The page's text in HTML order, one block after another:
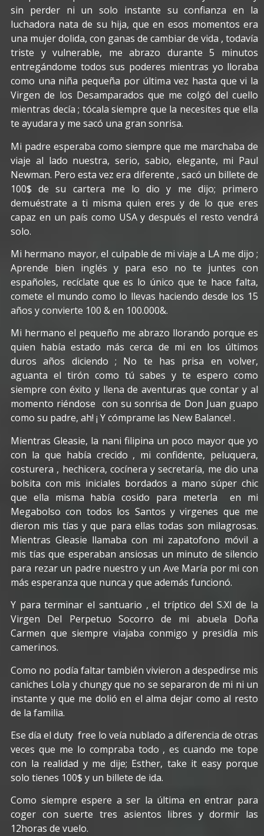
sin perder ni un solo instante su confianza en la
luchadora nata de su hija, que en esos momentos era
una mujer dolida, con ganas de cambiar de vida , todavía
triste y vulnerable, me abrazo durante 5 minutos
entregándome todos sus poderes mientras yo lloraba
como una niña pequeña por última vez hasta que vi la
Virgen de los Desamparados que me colgó del cuello
mientras decía ; tócala siempre que la necesites que ella
te ayudara y me sacó una gran sonrisa.
Mi padre esperaba como siempre que me marchaba de
viaje al lado nuestra, serio, sabio, elegante, mi Paul
Newman. Pero esta vez era diferente , sacó un billete de
100$ de su cartera me lo dio y me dijo; primero
demuéstrate a ti misma quien eres y de lo que eres
capaz en un país como USA y después el resto vendrá
solo.
Mi hermano mayor, el culpable de mi viaje a LA me dijo ;
Aprende bien inglés y para eso no te juntes con
españoles, recíclate que es lo único que te hace falta,
comete el mundo como lo llevas haciendo desde los 15
años y convierte 100 & en 100.000&.
Mi hermano el pequeño me abrazo llorando porque es
quien había estado más cerca de mi en los últimos
duros años diciendo ; No te has prisa en volver,
aguanta el tirón como tú sabes y te espero como
siempre con éxito y llena de aventuras que contar y al
momento riéndose con su sonrisa de Don Juan guapo
como su padre, ah! ¡ Y cómprame las New Balance! .
Mientras Gleasie, la nani filipina un poco mayor que yo
con la que había crecido , mi confidente, peluquera,
costurera , hechicera, cocínera y secretaría, me dio una
bolsita con mis iniciales bordados a mano súper chic
que ella misma había cosido para meterla en mi
Megabolso con todos los Santos y virgenes que me
dieron mis tías y que para ellas todas son milagrosas.
Mientras Gleasie llamaba con mi zapatofono móvil a
mis tías que esperaban ansiosas un minuto de silencio
para rezar un padre nuestro y un Ave María por mi con
más esperanza que nunca y que además funcionó.
Y para terminar el santuario , el tríptico del S.XI de la
Virgen Del Perpetuo Socorro de mi abuela Doña
Carmen que siempre viajaba conmigo y presidía mis
camerinos.
Como no podía faltar también vivieron a despedirse mis
caniches Lola y chungy que no se separaron de mi ni un
instante y que me dolió en el alma dejar como al resto
de la familia.
Ese día el duty free lo veía nublado a diferencia de otras
veces que me lo compraba todo , es cuando me tope
con la realidad y me dije; Esther, take it easy porque
solo tienes 100$ y un billete de ida.
Como siempre espere a ser la última en entrar para
coger con suerte tres asientos libres y dormir las
12horas de vuelo.